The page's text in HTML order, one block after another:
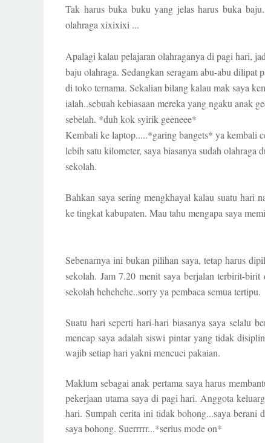
Tak harus buka buku yang jelas harus buka
olahraga xixixixi ...
Apalagi kalau pelajaran olahraganya di pagi hari,
baju olahraga. Sedangkan seragam abu-abu dilipat
di toko ternama. Sekalian bilang kalau mak saya
ialah..sebuah kebiasaan mereka yang ngaku anak
sebelah. *duh kok syirik geeneee*
Kembali ke laptop.....*garing bangets* ya kembali
lebih satu kilometer, saya biasanya sudah
sekolah.
Bahkan saya sering mengkhayal kalau suatu hari
ke tingkat kabupaten. Mau tahu mengapa saya
Sebenarnya ini bukan pilihan saya, tetap harus
sekolah. Jam 7.20 menit saya berjalan terbirit-
sekolah hehehehe..sorry ya pembaca semua tertipu.
Suatu hari seperti hari-hari biasanya saya selalu
mencap saya adalah siswi pintar yang tidak
wajib setiap hari yakni mencuci pakaian.
Maklum sebagai anak pertama saya harus
pekerjaan utama saya di pagi hari. Anggota
hari. Sumpah cerita ini tidak bohong...saya berani
saya bohong. Suerrrrr...*serius mode on*